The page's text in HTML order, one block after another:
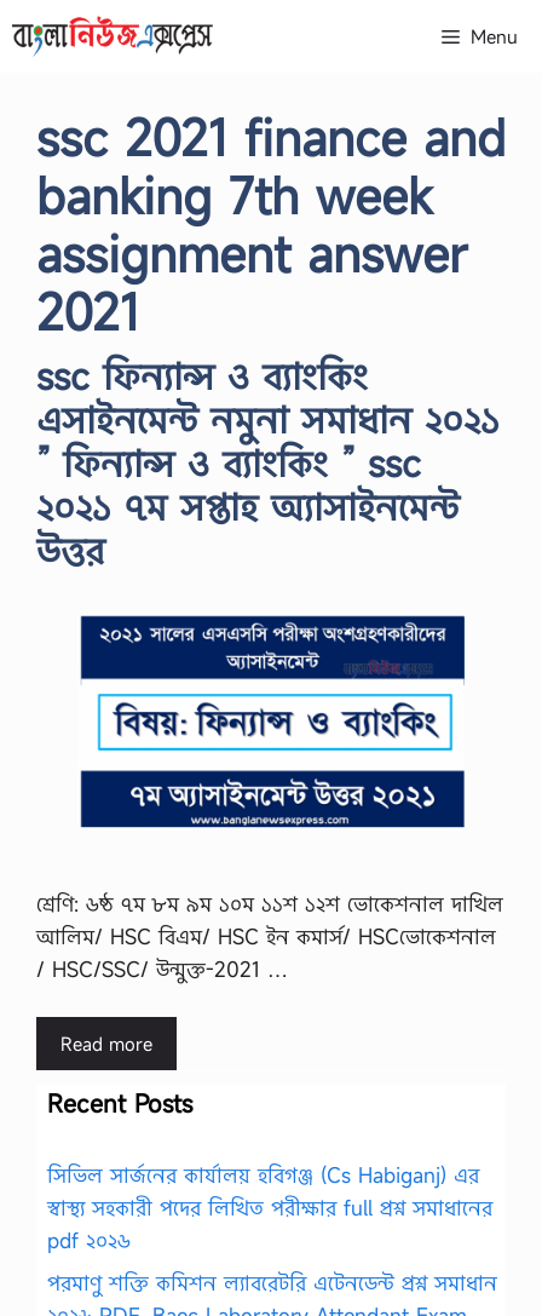
to
Menu
ssc 2021 finance and
banking 7th week
assignment answer
2021
ssc ফিন্যান্স ও ব্যাংকিং
এসাইনমেন্ট নমুনা সমাধান ২০২১
” ফিন্যান্স ও ব্যাংকিং ” ssc
২০২১ ৭ম সপ্তাহ অ্যাসাইনমেন্ট
উত্তর
শ্রেণি: ৬ষ্ঠ ৭ম ৮ম ৯ম ১০ম ১১শ ১২শ ভোকেশনাল দাখিল
আলিম/ HSC বিএম/ HSC ইন কমার্স/ HSCভোকেশনাল
/ HSC/SSC/ উন্মুক্ত-2021 …
Read more
Recent Posts
সিভিল সার্জনের কার্যালয় হবিগঞ্জ (Cs Habiganj) এর
স্বাস্থ্য সহকারী পদের লিখিত পরীক্ষার full প্রশ্ন সমাধানের
pdf ২০২৬
পরমাণু শক্তি কমিশন ল্যাবরেটরি এটেনডেন্ট প্রশ্ন সমাধান